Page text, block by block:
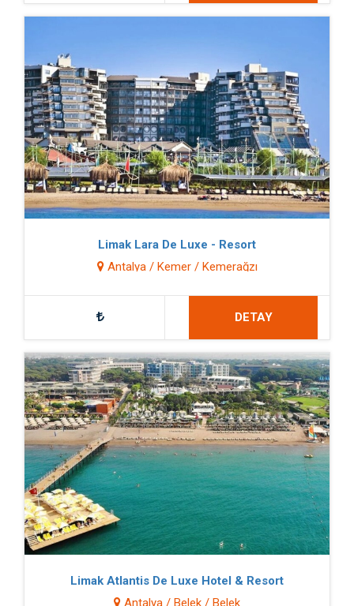
Limak Lara De Luxe - Resort
Antalya / Kemer / Kemerağzı
DETAY
Limak Atlantis De Luxe Hotel & Resort